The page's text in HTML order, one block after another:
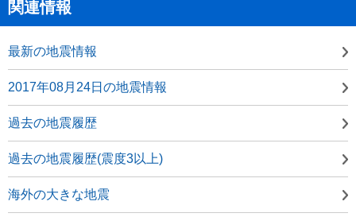
関連情報
最新の地震情報
2017年08月24日の地震情報
過去の地震履歴
過去の地震履歴(震度3以上)
海外の大きな地震